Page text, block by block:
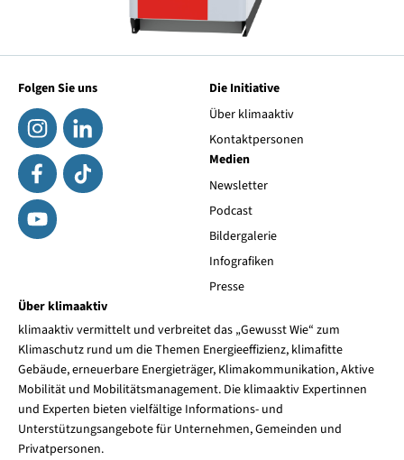
Folgen Sie uns
Die Initiative
Über klimaaktiv
Kontaktpersonen
Medien
Newsletter
Podcast
Bildergalerie
Infografiken
Presse
Über klimaaktiv
klimaaktiv vermittelt und verbreitet das „Gewusst Wie“ zum
Klimaschutz rund um die Themen Energieeffizienz, klimafitte
Gebäude, erneuerbare Energieträger, Klimakommunikation, Aktive
Mobilität und Mobilitätsmanagement. Die klimaaktiv Expertinnen
und Experten bieten vielfältige Informations- und
Unterstützungsangebote für Unternehmen, Gemeinden und
Privatpersonen.